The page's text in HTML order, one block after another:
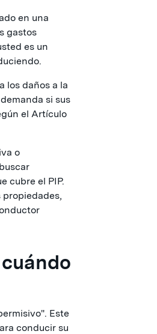
en una
gastos
es un
los daños a la
si sus
el Artículo
o
cubre el PIP.
propiedades,
Este
conducir su